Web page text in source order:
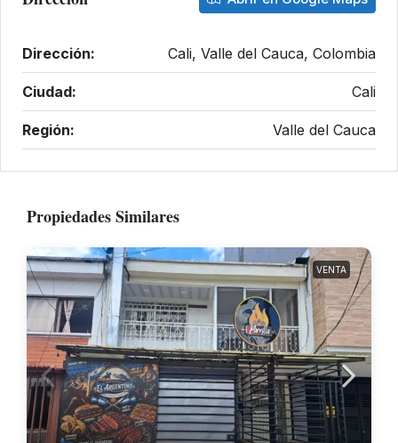
Dirección: Cali, Valle del Cauca, Colombia
Ciudad: Cali
Región: Valle del Cauca
Propiedades Similares
VENTA